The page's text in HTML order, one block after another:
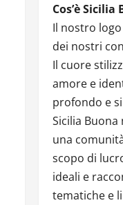
Cos’è Sicilia
Il nostro
dei nostri
Il cuore
amore e
profondo e
Sicilia Buona
una
scopo di
ideali e
tematiche e